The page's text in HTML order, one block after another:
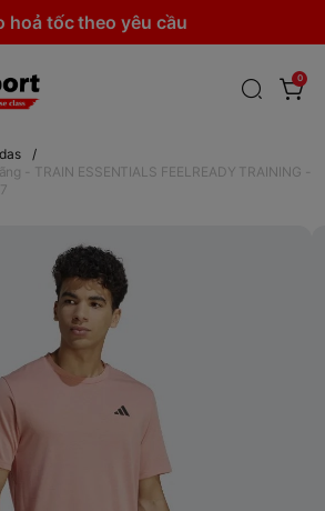
hoả tốc theo yêu cầu
0
/
- TRAIN ESSENTIALS FEELREADY TRAINING -